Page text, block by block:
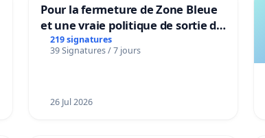
Pour la fermeture de Zone Bleue
et une vraie politique de sortie de
la dépendance
219 signatures
39 Signatures / 7 jours
26 Jul 2026